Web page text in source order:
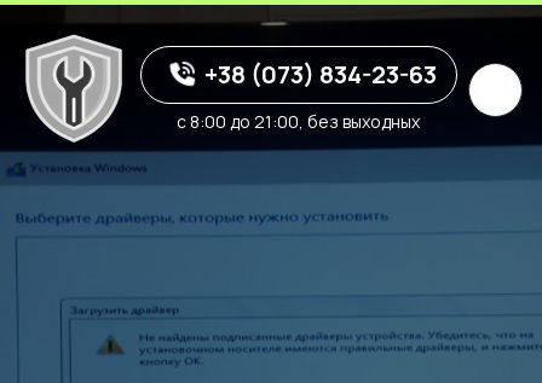
+38 (073) 834-23-63
с 8:00 до 21:00, без выходных